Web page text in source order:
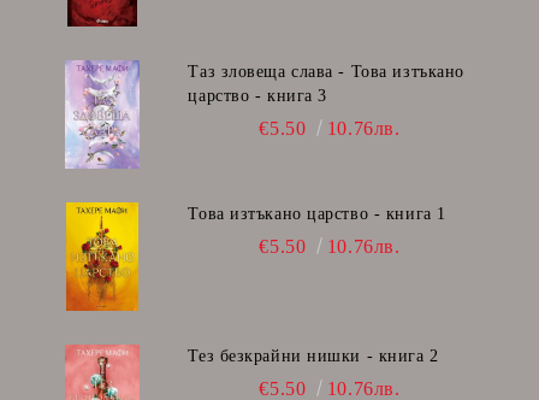
Таз зловеща слава - Това изтъкано
царство - книга 3
€5.50 10.76лв.
Това изтъкано царство - книга 1
€5.50 10.76лв.
Тез безкрайни нишки - книга 2
€5.50 10.76лв.